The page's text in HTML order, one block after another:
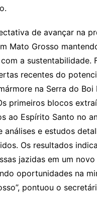
de avançar na
Mato Grosso
a sustentabilidade.
recentes do
na Serra do Boi
primeiros blocos
ao Espírito Santo no
análises e estudos
Os resultados
jazidas em um novo
oportunidades na
pontuou o